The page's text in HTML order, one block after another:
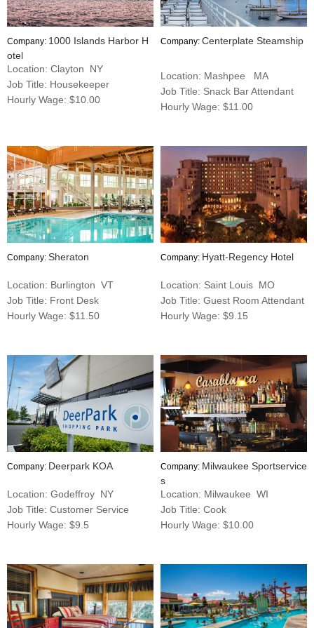
Company: 1000 Islands Harbor H
otel
Location: Clayton NY
Job Title: Housekeeper
Hourly Wage: $10.00
Company: Centerplate Steamship
Location: Mashpee MA
Job Title: Snack Bar Attendant
Hourly Wage: $11.00
Company: Sheraton
Location: Burlington VT
Job Title: Front Desk
Hourly Wage: $11.50
Company: Hyatt-Regency Hotel
Location: Saint Louis MO
Job Title: Guest Room Attendant
Hourly Wage: $9.15
Company: Deerpark KOA
Location: Godeffroy NY
Job Title: Customer Service
Hourly Wage: $9.5
Company: Milwaukee Sportservice
s
Location: Milwaukee WI
Job Title: Cook
Hourly Wage: $10.00